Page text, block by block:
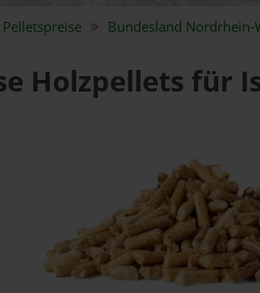
Pelletspreise Bundesland Nordrhein-
Holzpellets für